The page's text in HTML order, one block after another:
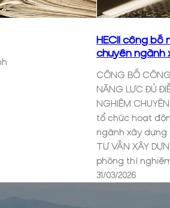
HECII công bố
chuyên ngành
CÔNG BỐ
NĂNG LỰC ĐỦ
NGHIỆM
tổ chức hoạt
ngành xây
TƯ VẤN XÂY
phòng thí
31/03/2026